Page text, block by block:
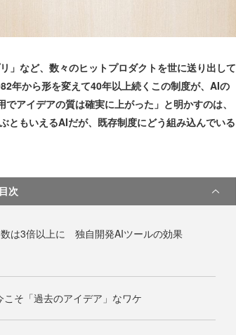
」など、数々のヒットプロダクトを世に送り出して
年から形を変えて40年以上続くこの制度が、AIの
アイデアの質は確実に上がった」と明かすのは、
ともいえるAIだが、既存制度にどう組み込んでいる
目次
は3倍以上に 独自開発AIツールの効果
そ「過去のアイデア」なワケ